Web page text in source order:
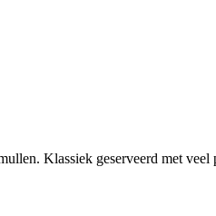
Klassiek geserveerd met